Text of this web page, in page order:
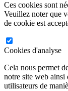
Ces cookies sont
Veuillez noter que
de cookie est
Cookies d'analyse
Cela nous permet
notre site web ainsi
utilisateurs de